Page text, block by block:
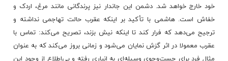
خود خارج خواهد شد. دشمن این جاندار نیز پرندگانی مانند مرغ، اردک و
خفاش است. هاشمی با تأكید بر اینكه عقرب حالت تهاجمی نداشته و
ترجیح می‌دهد که فرار کند تا اینکه نیش بزند، تصریح می‌كند: تماس با
عقرب معمولا در اثر گزش نمایان می‌شود و زمانی بروز می‌کند که به عنوان
مثال فرد برای جست‌وجوی وسیله‌ای به انباری رفته و بی‌اطلاع از وجود این